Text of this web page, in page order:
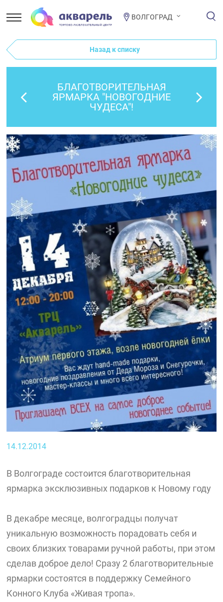
ВОЛГОГРАД
Назад к списку
БЛАГОТВОРИТЕЛЬНАЯ
ЯРМАРКА "НОВОГОДНИЕ
ЧУДЕСА"!
14.12.2014
В Волгограде состоится благотворительная
ярмарка эксклюзивных подарков к Новому году
В декабре месяце, волгоградцы получат
уникальную возможность порадовать себя и
своих близких товарами ручной работы, при этом
сделав доброе дело! Сразу 2 благотворительные
ярмарки состоятся в поддержку Семейного
Конного Клуба «Живая тропа».